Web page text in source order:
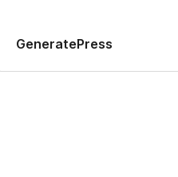
GeneratePress